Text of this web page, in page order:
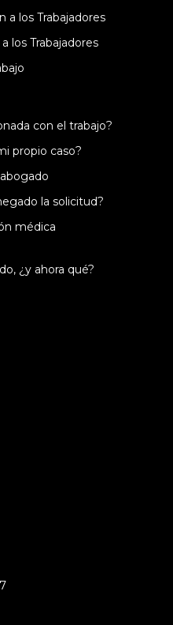
a los Trabajadores
los Trabajadores
con el trabajo?
propio caso?
la solicitud?
médica
¿y ahora qué?